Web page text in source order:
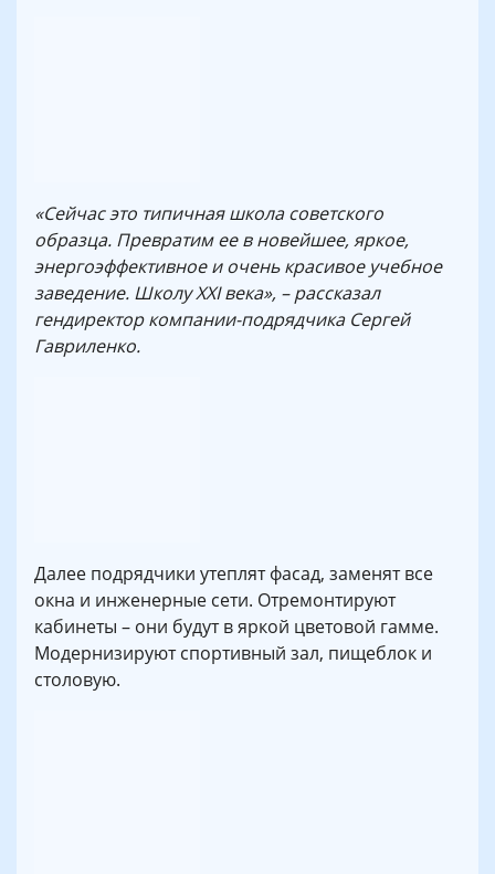
«Сейчас это типичная школа советского
образца. Превратим ее в новейшее, яркое,
энергоэффективное и очень красивое учебное
заведение. Школу ХХІ века», – рассказал
гендиректор компании-подрядчика Сергей
Гавриленко.
Далее подрядчики утеплят фасад, заменят все
окна и инженерные сети. Отремонтируют
кабинеты – они будут в яркой цветовой гамме.
Модернизируют спортивный зал, пищеблок и
столовую.